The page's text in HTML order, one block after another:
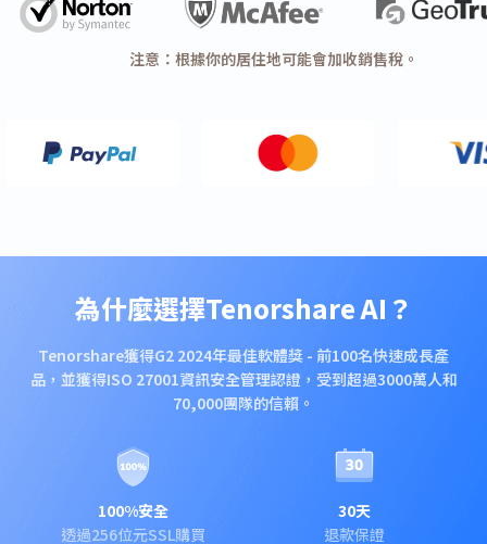
注意：根據你的居住地可能會加收銷售稅。
為什麼選擇Tenorshare AI？
Tenorshare獲得G2 2024年最佳軟體獎 - 前100名快速成長產
品，並獲得ISO 27001資訊安全管理認證，受到超過3000萬人和
70,000團隊的信賴。
100%安全
透過256位元SSL購買
30天
退款保證